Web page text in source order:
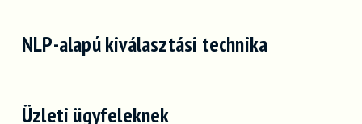
NLP-alapú kiválasztási technika
Üzleti ügyfeleknek